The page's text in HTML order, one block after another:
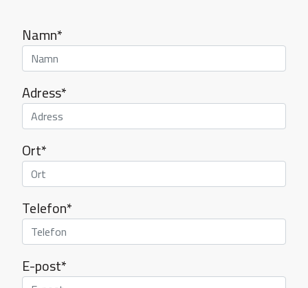
Namn*
Adress*
Ort*
Telefon*
E-post*